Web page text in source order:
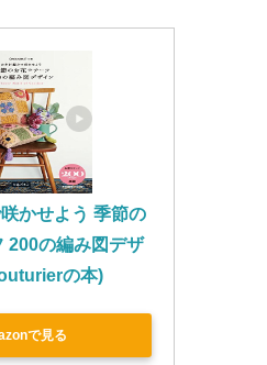
かせよう 季節の
200の編み図デザ
の本)
で見る